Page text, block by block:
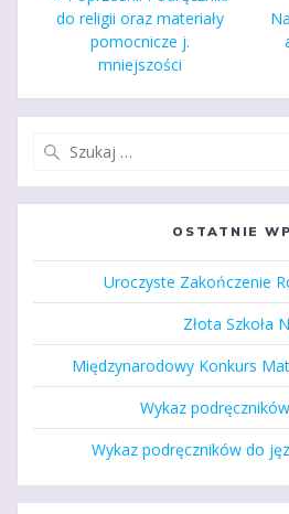
wpisu
wpis:
do religii oraz materiały
pomocnicze j.
mniejszości
OSTATNIE
Uroczyste Zakończenie
Złota Szkoła
Międzynarodowy Konkurs
Wykaz
Wykaz podręczników do